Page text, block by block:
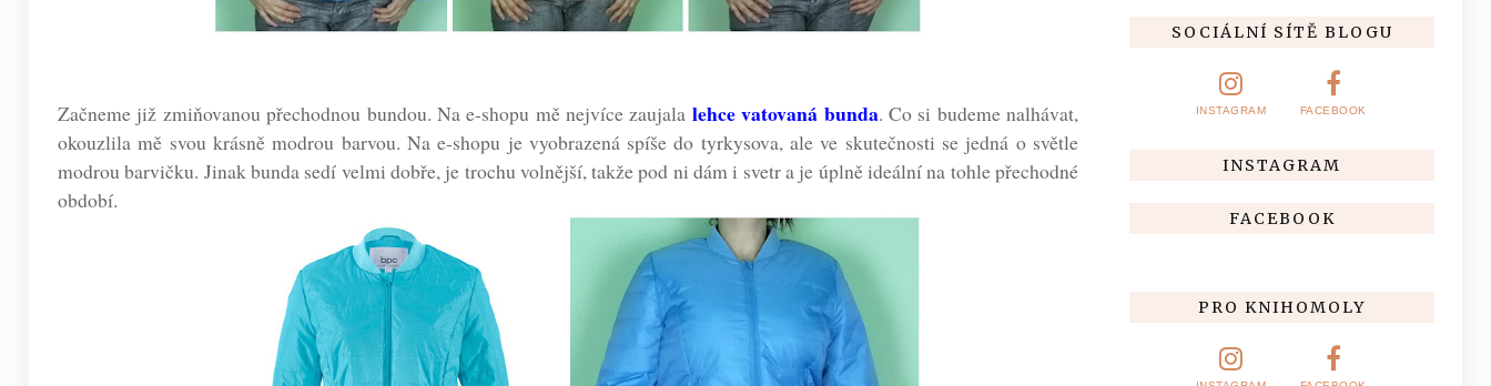
Začneme již zmiňovanou přechodnou bundou. Na e-shopu mě nejvíce zaujala lehce vatovaná bunda. Co si budeme nalhávat,
okouzlila mě svou krásně modrou barvou. Na e-shopu je vyobrazená spíše do tyrkysova, ale ve skutečnosti se jedná o světle
modrou barvičku. Jinak bunda sedí velmi dobře, je trochu volnější, takže pod ni dám i svetr a je úplně ideální na tohle přechodné
období.
SOCIÁLNÍ SÍTĚ BLOGU
INSTAGRAM FACEBOOK
INSTAGRAM
FACEBOOK
PRO KNIHOMOLY